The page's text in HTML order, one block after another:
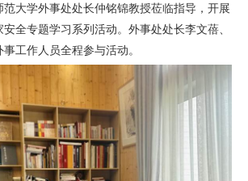
范大学外事处处长仲铭锦教授莅临指导，开展
全专题学习系列活动。外事处处长李文蓓、
工作人员全程参与活动。